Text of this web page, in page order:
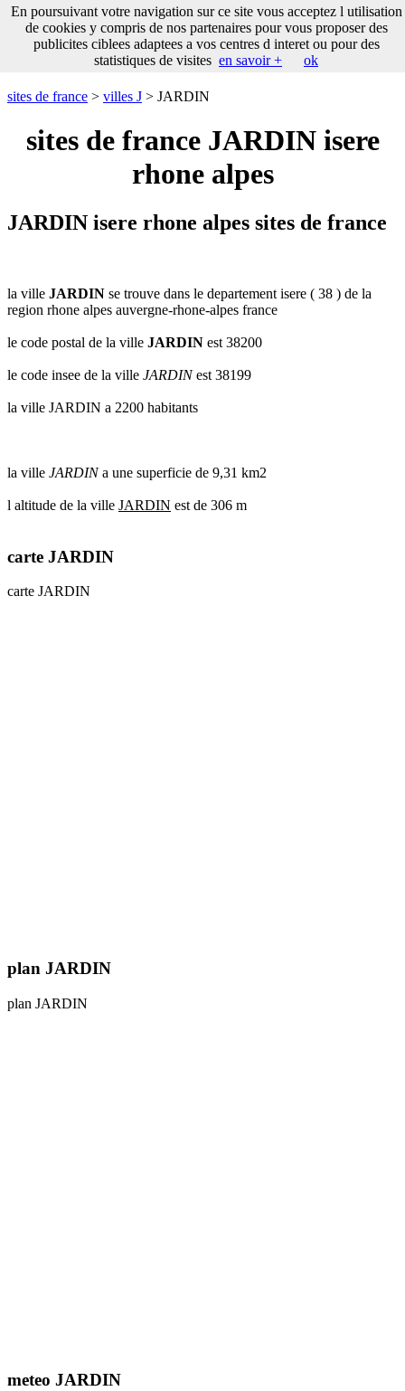
sites
france
par
I J K L M
N
U
___
___
___ sites de france
sites de france > villes J > JARDIN
sites de france JARDIN isere
rhone alpes
JARDIN isere rhone alpes sites de france
la ville JARDIN se trouve dans le departement isere ( 38 ) de la
region rhone alpes auvergne-rhone-alpes france
le code postal de la ville JARDIN est 38200
le code insee de la ville JARDINest 38199
la ville JARDIN a 2200 habitants
la ville JARDINa une superficie de 9,31 km2
l altitude de la ville JARDIN est de 306 m
carte JARDIN
carte JARDIN
plan JARDIN
plan JARDIN
meteo JARDIN
En poursuivant votre navigation sur ce site vous acceptez l utilisation
de cookies y compris de nos partenaires pour vous proposer des
publicites ciblees adaptees a vos centres d interet ou pour des
statistiques de visites en savoir + ok